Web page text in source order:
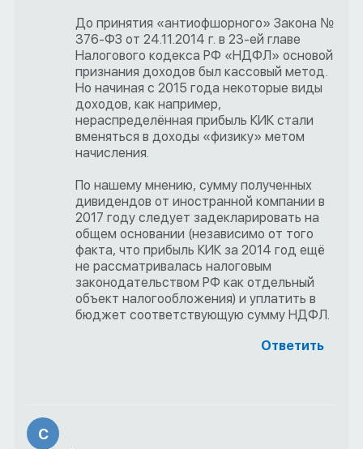
До принятия «антиофшорного» Закона №
376-ФЗ от 24.11.2014 г. в 23-ей главе
Налогового кодекса РФ «НДФЛ» основой
признания доходов был кассовый метод.
Но начиная с 2015 года некоторые виды
доходов, как например,
нераспределённая прибыль КИК стали
вменяться в доходы «физику» метом
начисления.
По нашему мнению, сумму полученных
дивидендов от иностранной компании в
2017 году следует задекларировать на
общем основании (независимо от того
факта, что прибыль КИК за 2014 год ещё
не рассматривалась налоговым
законодательством РФ как отдельный
объект налогообложения) и уплатить в
бюджет соответствующую сумму НДФЛ.
Ответить
С